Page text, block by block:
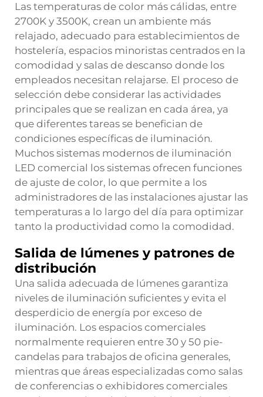
Las temperaturas de color más cálidas, entre
2700K y 3500K, crean un ambiente más
relajado, adecuado para establecimientos de
hostelería, espacios minoristas centrados en la
comodidad y salas de descanso donde los
empleados necesitan relajarse. El proceso de
selección debe considerar las actividades
principales que se realizan en cada área, ya
que diferentes tareas se benefician de
condiciones específicas de iluminación.
Muchos sistemas modernos de iluminación
LED comercial los sistemas ofrecen funciones
de ajuste de color, lo que permite a los
administradores de las instalaciones ajustar las
temperaturas a lo largo del día para optimizar
tanto la productividad como la comodidad.
Salida de lúmenes y patrones de
distribución
Una salida adecuada de lúmenes garantiza
niveles de iluminación suficientes y evita el
desperdicio de energía por exceso de
iluminación. Los espacios comerciales
normalmente requieren entre 30 y 50 pie-
candelas para trabajos de oficina generales,
mientras que áreas especializadas como salas
de conferencias o exhibidores comerciales